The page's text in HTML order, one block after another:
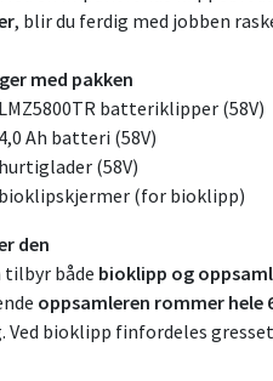
, blir du ferdig med jobben
med pakken
batteriklipper (58V)
Ah batteri (58V)
(58V)
(for bioklipp)
den
tilbyr både bioklipp og
oppsamleren rommer hele
Ved bioklipp finfordeles